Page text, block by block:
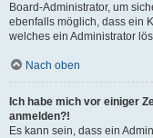
Board-Administrator, um
ebenfalls möglich, dass ein
welches ein Administrator
Nach oben
Ich habe mich vor einiger
anmelden?!
Es kann sein, dass ein